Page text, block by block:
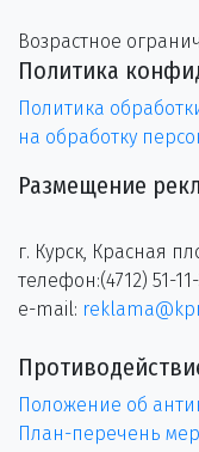
Возрастное
Политика
Политика
на обработку
Размещение
г. Курск, Красная
телефон:(4712) 51-
e-mail:
Положение об
План-перечень